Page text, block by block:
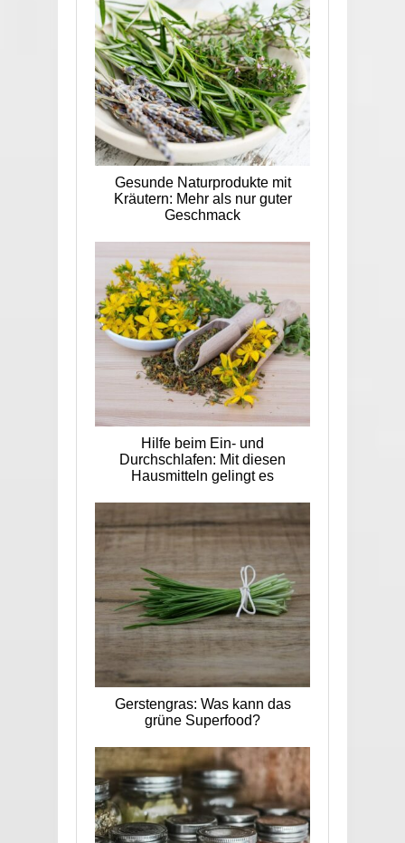
Gesunde Naturprodukte mit
Kräutern: Mehr als nur guter
Geschmack
Hilfe beim Ein- und
Durchschlafen: Mit diesen
Hausmitteln gelingt es
Gerstengras: Was kann das
grüne Superfood?